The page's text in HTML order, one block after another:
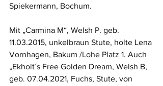
Spiekermann, Bochum.
Mit „Carmina M“, Welsh P. geb.
11.03.2015, unkelbraun Stute, holte Lena
Vornhagen, Bakum /Lohe Platz 1. Auch
„Ekholt´s Free Golden Dream, Welsh B,
geb. 07.04.2021, Fuchs, Stute, von